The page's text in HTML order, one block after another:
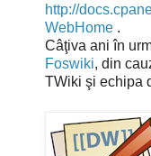
http://
WebHome .
Câţiva ani în
Foswiki, din
TWiki şi echipa